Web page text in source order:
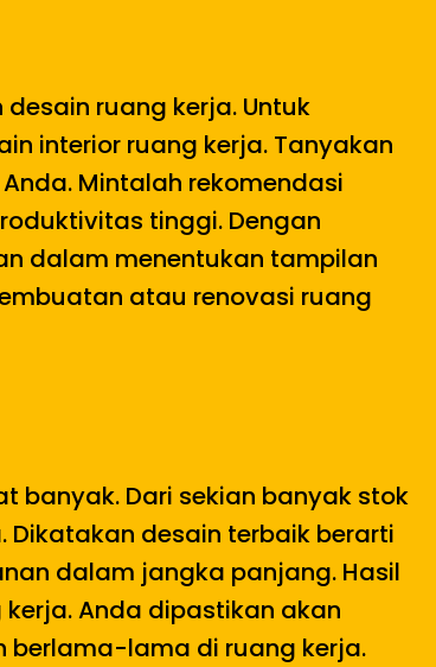
ruang kerja. Untuk
interior ruang kerja. Tanyakan
Mintalah rekomendasi
tinggi. Dengan
dalam menentukan tampilan
atau renovasi ruang
banyak. Dari sekian banyak stok
Dikatakan desain terbaik berarti
dalam jangka panjang. Hasil
Anda dipastikan akan
berlama-lama di ruang kerja.